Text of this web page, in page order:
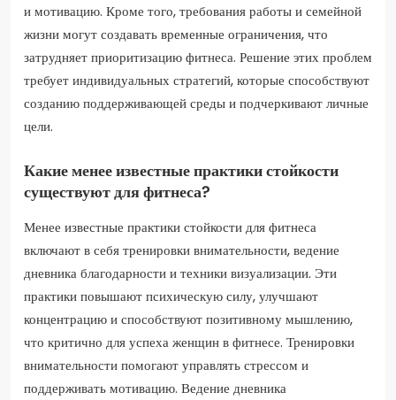
и мотивацию. Кроме того, требования работы и семейной
жизни могут создавать временные ограничения, что
затрудняет приоритизацию фитнеса. Решение этих проблем
требует индивидуальных стратегий, которые способствуют
созданию поддерживающей среды и подчеркивают личные
цели.
Какие менее известные практики стойкости
существуют для фитнеса?
Менее известные практики стойкости для фитнеса
включают в себя тренировки внимательности, ведение
дневника благодарности и техники визуализации. Эти
практики повышают психическую силу, улучшают
концентрацию и способствуют позитивному мышлению,
что критично для успеха женщин в фитнесе. Тренировки
внимательности помогают управлять стрессом и
поддерживать мотивацию. Ведение дневника